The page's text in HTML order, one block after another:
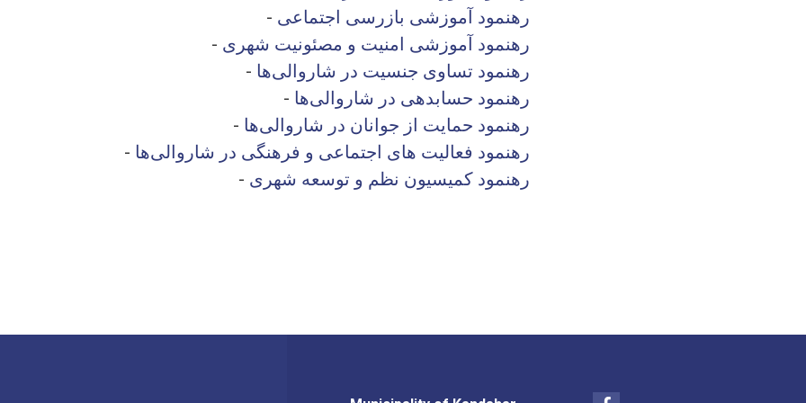
- رهنمود آموزشی بازرسی اجتماعی
- رهنمود آموزشی امنیت و مصئونیت شهری
- رهنمود تساوی جنسیت در شاروالی‌ها
- رهنمود حسابدهی در شاروالی‌ها
- رهنمود حمایت از جوانان در شاروالی‌ها
- رهنمود فعالیت های اجتماعی و فرهنگی در شاروالی‌ها
- رهنمود کمیسیون نظم و توسعه شهری